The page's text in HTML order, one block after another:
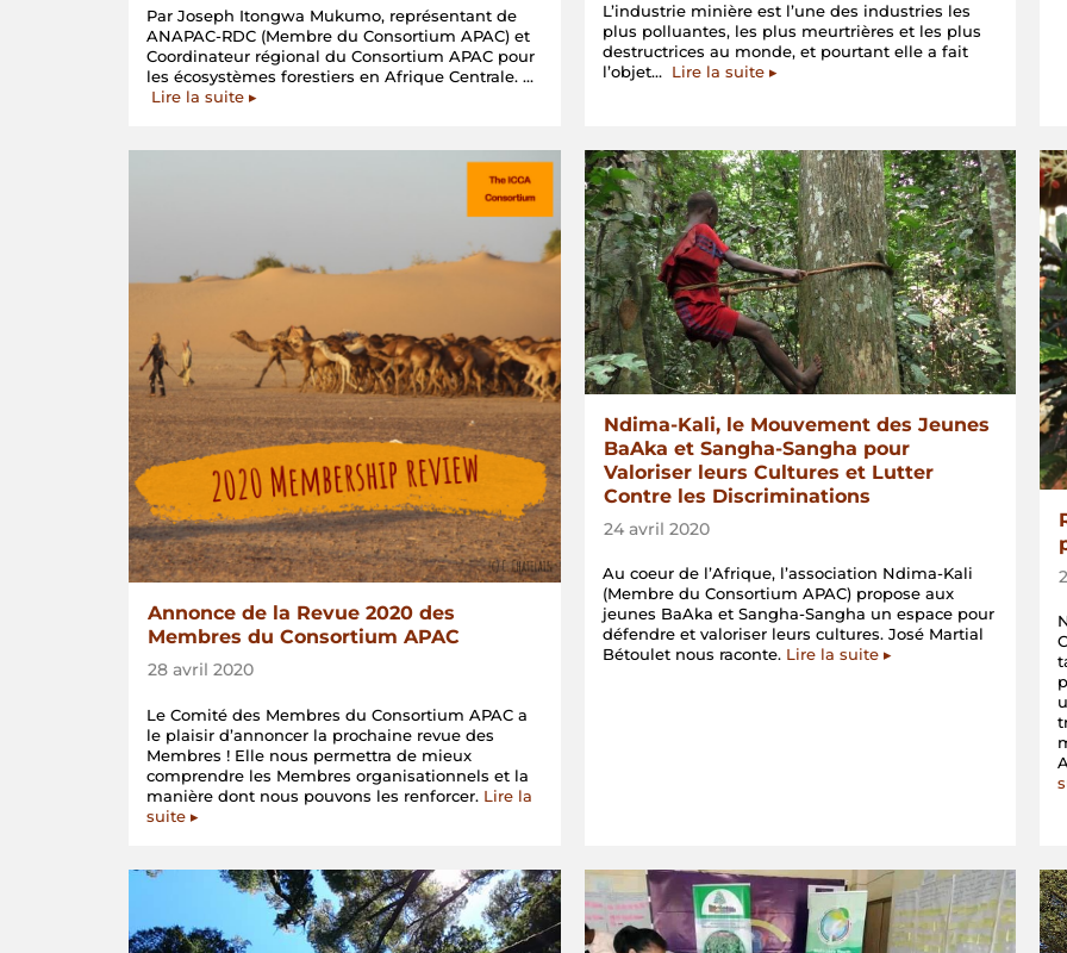
Par Joseph Itongwa Mukumo, représentant de
ANAPAC-RDC (Membre du Consortium APAC) et
Coordinateur régional du Consortium APAC pour
les écosystèmes forestiers en Afrique Centrale. …
Lire la suite« Une
légale
les
APAC-
vie
en
République
démocratique
du
Congo »
▸
L’industrie minière est l’une des industries les
plus polluantes, les plus meurtrières et les plus
destructrices au monde, et pourtant elle a fait
l’objet… Lire la suite« Le
joint
à
la
lettre
de
solidarité
internationale
contre
l’opportunisme
agressif
de
l’industrie
minière
pendant
la
pandémie
de
COVID-
▸
Annonce de la Revue 2020 des
Membres du Consortium APAC
28 avril 2020
Le Comité des Membres du Consortium APAC a
le plaisir d’annoncer la prochaine revue des
Membres ! Elle nous permettra de mieux
comprendre les Membres organisationnels et la
manière dont nous pouvons les renforcer. Lire la
suite ▸
Ndima-Kali, le Mouvement des Jeunes
BaAka et Sangha-Sangha pour
Valoriser leurs Cultures et Lutter
Contre les Discriminations
24 avril 2020
Au coeur de l’Afrique, l’association Ndima-Kali
(Membre du Consortium APAC) propose aux
jeunes BaAka et Sangha-Sangha un espace pour
défendre et valoriser leurs cultures. José Martial
Bétoulet nous raconte. Lire la suite ▸